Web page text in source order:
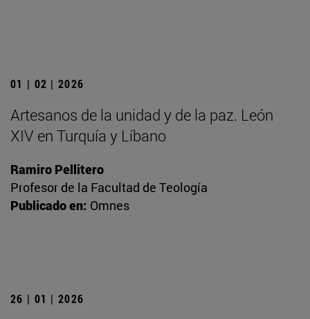
01 | 02 | 2026
Artesanos de la unidad y de la paz. León
XIV en Turquía y Líbano
Ramiro Pellitero
Profesor de la Facultad de Teología
Publicado en: Omnes
26 | 01 | 2026